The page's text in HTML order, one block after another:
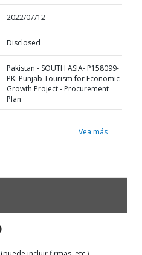
2022/07/12
Disclosed
Pakistan - SOUTH ASIA- P158099-
PK: Punjab Tourism for Economic
Growth Project - Procurement
Plan
Vea más